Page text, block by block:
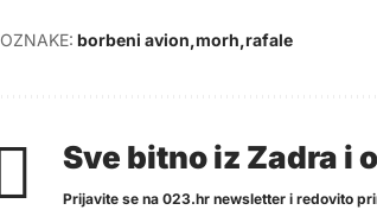
OZNAKE: borbeni avion morh rafale
Sve bitno iz Zadra i
Prijavite se na 023.hr newsletter i redovito